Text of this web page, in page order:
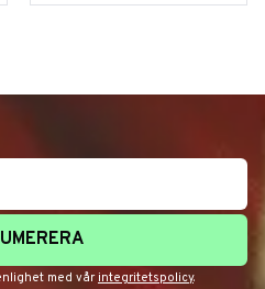
med vår integritetspolicy.